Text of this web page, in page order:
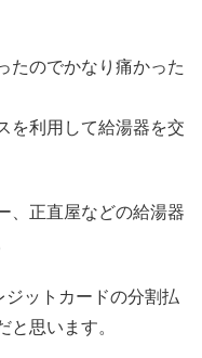
たのでかなり痛かった
を利用して給湯器を交
、正直屋などの給湯器
ジットカードの分割払
と思います。